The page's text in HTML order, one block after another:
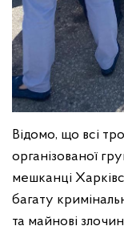
Відомо, що всі
організованої
мешканці
багату
та майнові